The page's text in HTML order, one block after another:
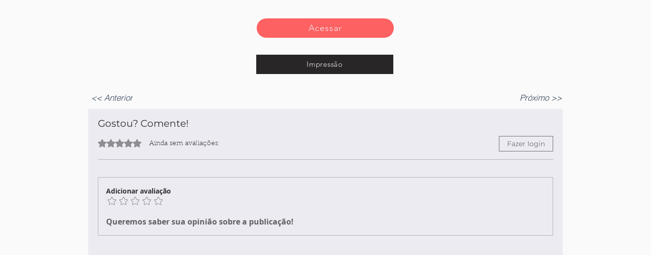
Acessar
Impressão
<< Anterior Próximo >>
Gostou? Comente!
Fazer login
Avaliado com 0 de 5 estrelas.Ainda sem avaliações
Adicionar avaliação
Queremos saber sua opinião sobre a publicação!